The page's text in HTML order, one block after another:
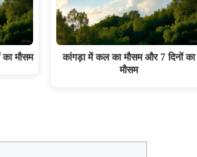
मौसम
कांगड़ा में कल का मौसम और 7 दिनों का
मौसम